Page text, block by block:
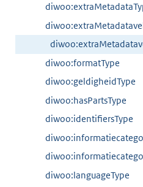
diwoo:formatType
diwoo:geldigheidType
diwoo:hasPartsType
diwoo:identifiersType
diwoo:languageType